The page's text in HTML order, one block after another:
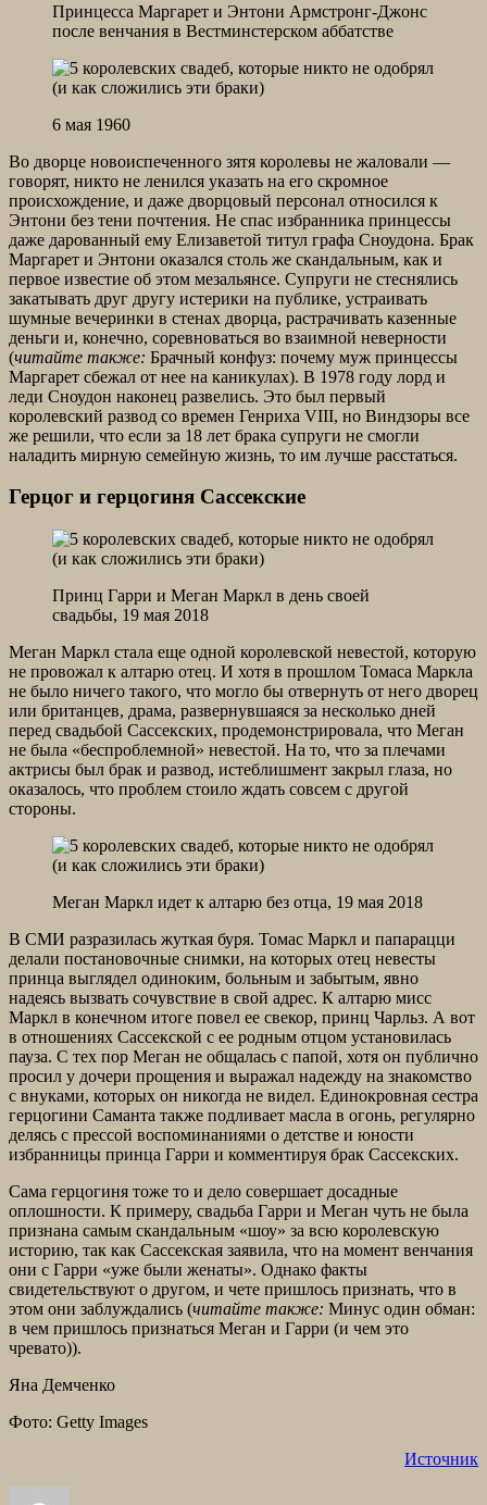
Принцесса Маргарет и Энтони Армстронг-Джонс
после венчания в Вестминстерском аббатстве
6 мая 1960
Во дворце новоиспеченного зятя королевы не жаловали —
говорят, никто не ленился указать на его скромное
происхождение, и даже дворцовый персонал относился к
Энтони без тени почтения. Не спас избранника принцессы
даже дарованный ему Елизаветой титул графа Сноудона. Брак
Маргарет и Энтони оказался столь же скандальным, как и
первое известие об этом мезальянсе. Супруги не стеснялись
закатывать друг другу истерики на публике, устраивать
шумные вечеринки в стенах дворца, растрачивать казенные
деньги и, конечно, соревноваться во взаимной неверности
(читайте также: Брачный конфуз: почему муж принцессы
Маргарет сбежал от нее на каникулах). В 1978 году лорд и
леди Сноудон наконец развелись. Это был первый
королевский развод со времен Генриха VIII, но Виндзоры все
же решили, что если за 18 лет брака супруги не смогли
наладить мирную семейную жизнь, то им лучше расстаться.
Герцог и герцогиня Сассекские
Принц Гарри и Меган Маркл в день своей
свадьбы, 19 мая 2018
Меган Маркл стала еще одной королевской невестой, которую
не провожал к алтарю отец. И хотя в прошлом Томаса Маркла
не было ничего такого, что могло бы отвернуть от него дворец
или британцев, драма, развернувшаяся за несколько дней
перед свадьбой Сассекских, продемонстрировала, что Меган
не была «беспроблемной» невестой. На то, что за плечами
актрисы был брак и развод, истеблишмент закрыл глаза, но
оказалось, что проблем стоило ждать совсем с другой
стороны.
Меган Маркл идет к алтарю без отца, 19 мая 2018
В СМИ разразилась жуткая буря. Томас Маркл и папарацци
делали постановочные снимки, на которых отец невесты
принца выглядел одиноким, больным и забытым, явно
надеясь вызвать сочувствие в свой адрес. К алтарю мисс
Маркл в конечном итоге повел ее свекор, принц Чарльз. А вот
в отношениях Сассекской с ее родным отцом установилась
пауза. С тех пор Меган не общалась с папой, хотя он публично
просил у дочери прощения и выражал надежду на знакомство
с внуками, которых он никогда не видел. Единокровная сестра
герцогини Саманта также подливает масла в огонь, регулярно
делясь с прессой воспоминаниями о детстве и юности
избранницы принца Гарри и комментируя брак Сассекских.
Сама герцогиня тоже то и дело совершает досадные
оплошности. К примеру, свадьба Гарри и Меган чуть не была
признана самым скандальным «шоу» за всю королевскую
историю, так как Сассекская заявила, что на момент венчания
они с Гарри «уже были женаты». Однако факты
свидетельствуют о другом, и чете пришлось признать, что в
этом они заблуждались (читайте также: Минус один обман:
в чем пришлось признаться Меган и Гарри (и чем это
чревато)).
Яна Демченко
Фото: Getty Images
Источник